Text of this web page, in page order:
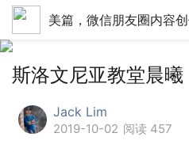
美篇，微信朋友圈内容
斯洛文尼亚教堂晨曦
Jack Lim
2019-10-02 阅读 457